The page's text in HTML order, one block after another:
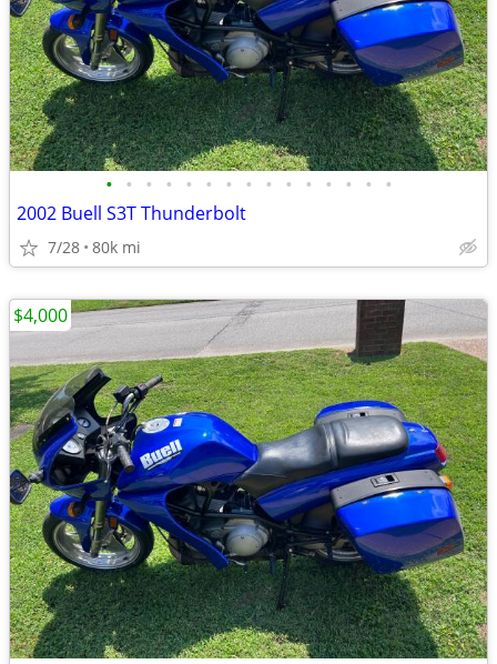
• • • • • • • • • • • • • • •
2002 Buell S3T Thunderbolt
7/28 80k mi
$4,000